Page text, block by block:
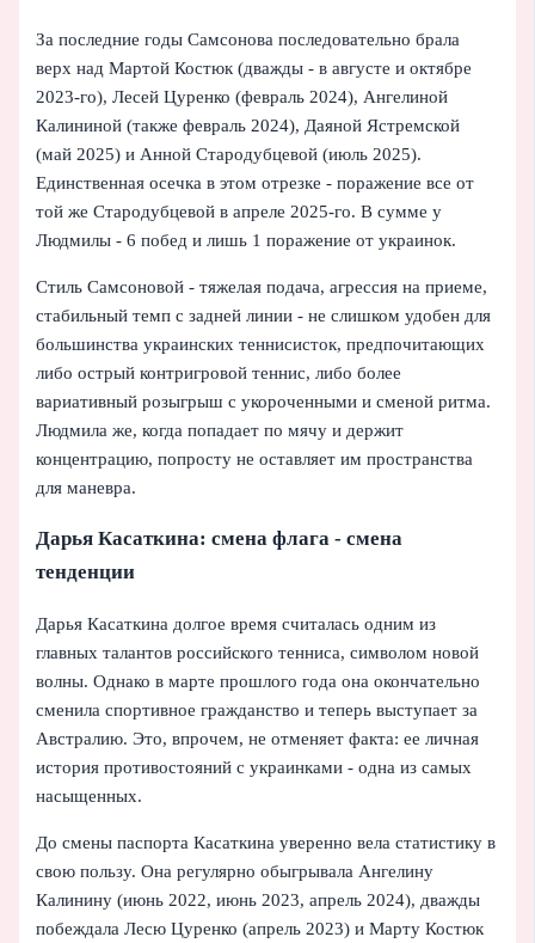
За последние годы Самсонова последовательно брала
верх над Мартой Костюк (дважды - в августе и октябре
2023‑го), Лесей Цуренко (февраль 2024), Ангелиной
Калининой (также февраль 2024), Даяной Ястремской
(май 2025) и Анной Стародубцевой (июль 2025).
Единственная осечка в этом отрезке - поражение все от
той же Стародубцевой в апреле 2025‑го. В сумме у
Людмилы - 6 побед и лишь 1 поражение от украинок.
Стиль Самсоновой - тяжелая подача, агрессия на приеме,
стабильный темп с задней линии - не слишком удобен для
большинства украинских теннисисток, предпочитающих
либо острый контригровой теннис, либо более
вариативный розыгрыш с укороченными и сменой ритма.
Людмила же, когда попадает по мячу и держит
концентрацию, попросту не оставляет им пространства
для маневра.
Дарья Касаткина: смена флага - смена
тенденции
Дарья Касаткина долгое время считалась одним из
главных талантов российского тенниса, символом новой
волны. Однако в марте прошлого года она окончательно
сменила спортивное гражданство и теперь выступает за
Австралию. Это, впрочем, не отменяет факта: ее личная
история противостояний с украинками - одна из самых
насыщенных.
До смены паспорта Касаткина уверенно вела статистику в
свою пользу. Она регулярно обыгрывала Ангелину
Калинину (июнь 2022, июнь 2023, апрель 2024), дважды
побеждала Лесю Цуренко (апрель 2023) и Марту Костюк